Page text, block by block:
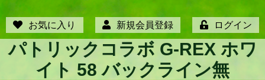
お気に入り 新規会員登録 ログイン
パトリックコラボ G-REX ホワ
イト 58 バックライン無